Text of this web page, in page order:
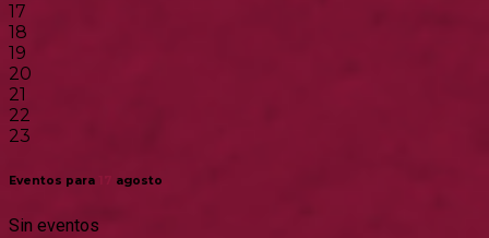
17
18
19
20
21
22
23
Eventos para agosto
Sin eventos